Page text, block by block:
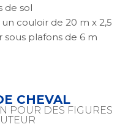
de sol
couloir de 20 m x 2,5
plafons de 6 m
CHEVAL
POUR DES FIGURES